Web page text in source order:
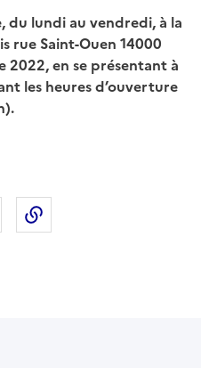
du lundi au vendredi, à la
rue Saint-Ouen 14000
2022, en se présentant à
les heures d’ouverture
sur Linkedin
Partager sur Instagram